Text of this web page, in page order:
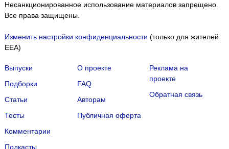
Несанкционированное использование материалов запрещено.
Все права защищены.
Изменить настройки конфиденциальности (только для жителей
EEA)
Выпуски
Подборки
Статьи
Тесты
Комментарии
Подкасты
О проекте
FAQ
Авторам
Публичная оферта
Реклама на
проекте
Обратная связь